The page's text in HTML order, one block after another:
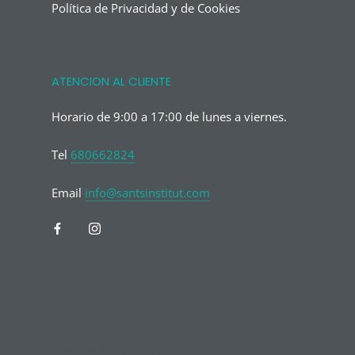
Política de Privacidad y de Cookies
ATENCION AL CLIENTE
Horario de 9:00 a 17:00 de lunes a viernes.
Tel 680662824
Email info@santsinstitut.com